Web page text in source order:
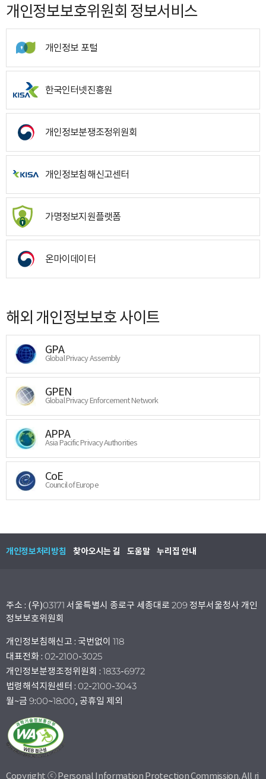
개인정보보호위원회 정보서비스
개인정보 포털
한국인터넷진흥원
개인정보분쟁조정위원회
개인정보침해신고센터
가명정보지원플랫폼
온마이데이터
해외 개인정보보호 사이트
GPA
Global Privacy Assembly
GPEN
Global Privacy Enforcement Network
APPA
Asia Pacific Privacy Authorities
CoE
Council of Europe
개인정보처리방침 찾아오시는 길 도움말 누리집 안내
주소 : (우)03171 서울특별시 종로구 세종대로 209 정부서울청사 개인
정보보호위원회
개인정보침해신고 : 국번없이 118
대표전화 : 02-2100-3025
개인정보분쟁조정위원회 : 1833-6972
법령해석지원센터 : 02-2100-3043
월~금 9:00~18:00, 공휴일 제외
Copyright ⓒ Personal Information Protection Commission. All ri